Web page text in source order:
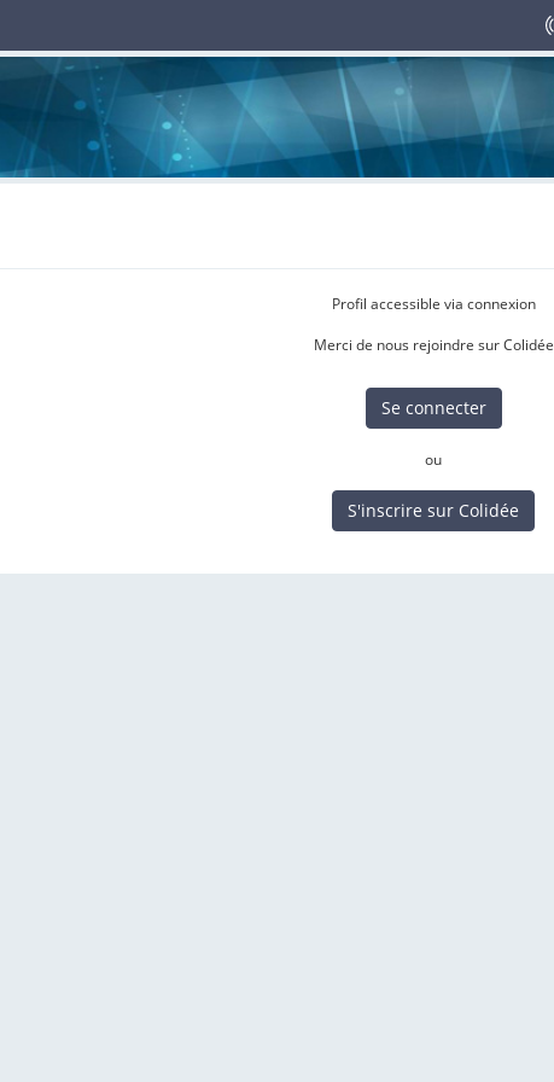
Profil accessible via connexion
Merci de nous rejoindre sur Colidée
Se connecter
ou
S'inscrire sur Colidée